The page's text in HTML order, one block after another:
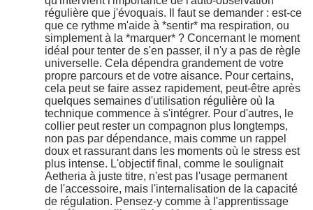
régulière que j'évoquais. Il faut se demander : est-ce
que ce rythme m'aide à *sentir* ma respiration, ou
simplement à la *marquer* ? Concernant le moment
idéal pour tenter de s'en passer, il n'y a pas de règle
universelle. Cela dépendra grandement de votre
propre parcours et de votre aisance. Pour certains,
cela peut se faire assez rapidement, peut-être après
quelques semaines d'utilisation régulière où la
technique commence à s'intégrer. Pour d'autres, le
collier peut rester un compagnon plus longtemps,
non pas par dépendance, mais comme un rappel
doux et rassurant dans les moments où le stress est
plus intense. L'objectif final, comme le soulignait
Aetheria à juste titre, n'est pas l'usage permanent
de l'accessoire, mais l'internalisation de la capacité
de régulation. Pensez-y comme à l'apprentissage